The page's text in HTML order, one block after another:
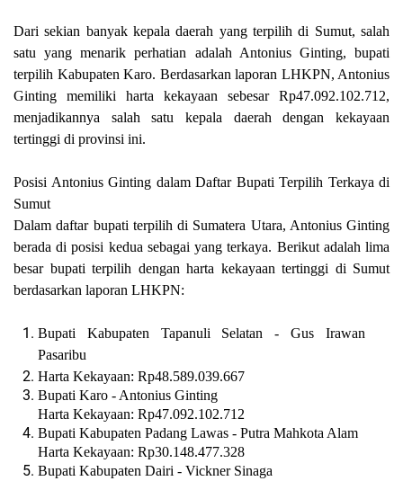
Dari sekian banyak kepala daerah yang terpilih di Sumut, salah
satu yang menarik perhatian adalah Antonius Ginting, bupati
terpilih Kabupaten Karo. Berdasarkan laporan LHKPN, Antonius
Ginting memiliki harta kekayaan sebesar Rp47.092.102.712,
menjadikannya salah satu kepala daerah dengan kekayaan
tertinggi di provinsi ini.
Posisi Antonius Ginting dalam Daftar Bupati Terpilih Terkaya di
Sumut
Dalam daftar bupati terpilih di Sumatera Utara, Antonius Ginting
berada di posisi kedua sebagai yang terkaya. Berikut adalah lima
besar bupati terpilih dengan harta kekayaan tertinggi di Sumut
berdasarkan laporan LHKPN:
Bupati Kabupaten Tapanuli Selatan - Gus Irawan
Pasaribu
Harta Kekayaan: Rp48.589.039.667
Bupati Karo - Antonius Ginting
Harta Kekayaan: Rp47.092.102.712
Bupati Kabupaten Padang Lawas - Putra Mahkota Alam
Harta Kekayaan: Rp30.148.477.328
Bupati Kabupaten Dairi - Vickner Sinaga